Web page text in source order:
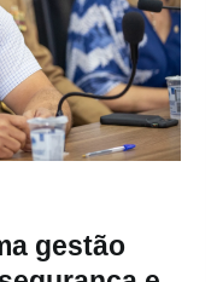
gestão